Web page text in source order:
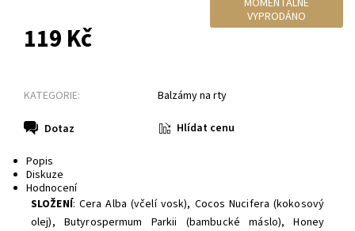
VYPRODÁNO
119 Kč
KATEGORIE: Balzámy na rty
Dotaz Hlídat cenu
Popis
Diskuze
Hodnocení
SLOŽENÍ: Cera Alba (včelí vosk), Cocos Nucifera (kokosový
olej), Butyrospermum Parkii (bambucké máslo), Honey